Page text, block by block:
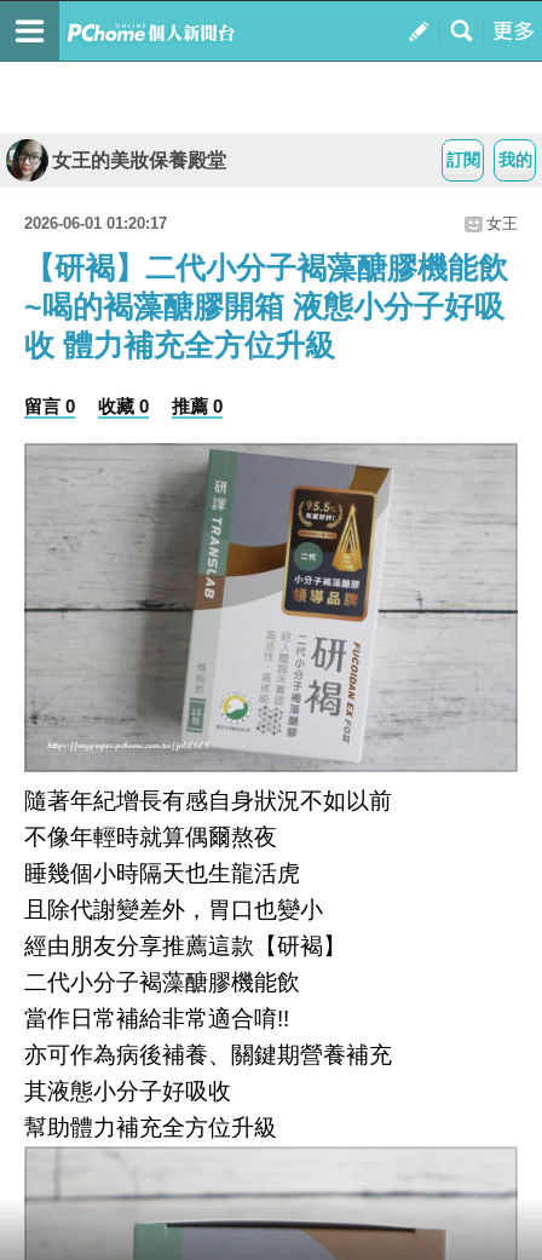
我的
訂閱
女王的美妝保養殿堂
2026-06-01 01:20:17 女王
【研褐】二代小分子褐藻醣膠機能飲
~喝的褐藻醣膠開箱 液態小分子好吸
收 體力補充全方位升級
留言 0 收藏 0 推薦 0
隨著年紀增長有感自身狀況不如以前
不像年輕時就算偶爾熬夜
睡幾個小時隔天也生龍活虎
且除代謝變差外，胃口也變小
經由朋友分享推薦這款【研褐】
二代小分子褐藻醣膠機能飲
當作日常補給非常適合唷!!
亦可作為病後補養、關鍵期營養補充
其液態小分子好吸收
幫助體力補充全方位升級